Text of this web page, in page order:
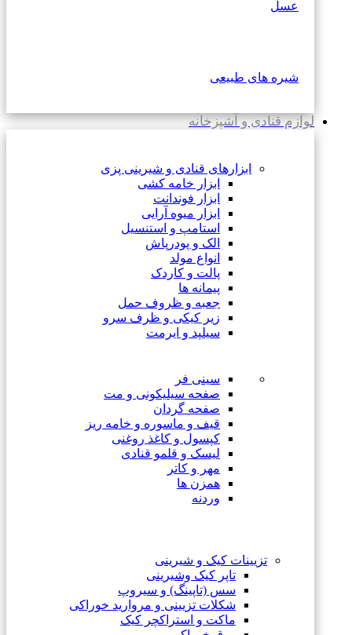
عسل
شیره های طبیعی
لوازم قنادی و آشپزخانه
ابزارهای قنادی و شیرینی پزی
ابزار خامه کشی
ابزار فوندانت
ابزار میوه آرایی
استامپ و استنسیل
الک و پودرپاش
انواع مولد
پالت و کاردک
پیمانه ها
جعبه و ظروف حمل
زیر کیکی و ظرف سرو
سیلپد و ایرمت
سینی فر
صفحه سیلیکونی و مت
صفحه گردان
قیف و ماسوره و خامه ریز
کپسول و کاغذ روغنی
لیسک و قلمو قنادی
مهر و کاتر
همزن ها
وردنه
تزیینات کیک و شیرینی
تاپر کیک وشیرینی
سس (تاپینگ) و سیروپ
شکلات تزیینی و مروارید خوراکی
ماکت و استراکچر کیک